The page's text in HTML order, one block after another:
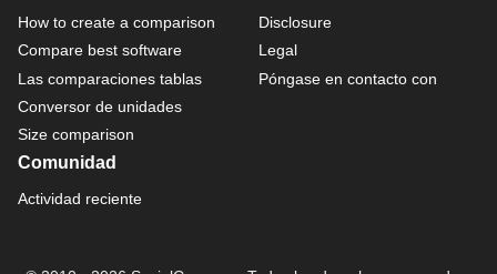
How to create a comparison
Compare best software
Las comparaciones tablas
Conversor de unidades
Size comparison
Disclosure
Legal
Póngase en contacto con
Comunidad
Actividad reciente